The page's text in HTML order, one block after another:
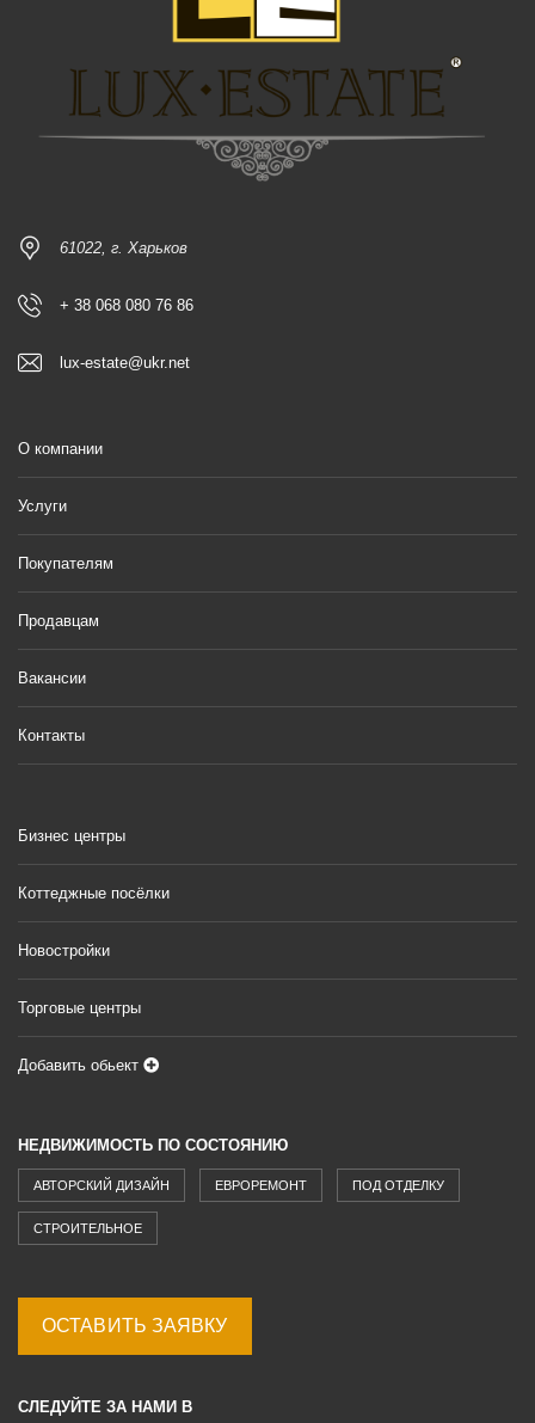
61022, г. Харьков
+ 38 068 080 76 86
lux-estate@ukr.net
О компании
Услуги
Покупателям
Продавцам
Вакансии
Контакты
Бизнес центры
Коттеджные посёлки
Новостройки
Торговые центры
Добавить обьект
НЕДВИЖИМОСТЬ ПО СОСТОЯНИЮ
АВТОРСКИЙ ДИЗАЙН ЕВРОРЕМОНТ ПОД ОТДЕЛКУ
СТРОИТЕЛЬНОЕ
ОСТАВИТЬ ЗАЯВКУ
СЛЕДУЙТЕ ЗА НАМИ В